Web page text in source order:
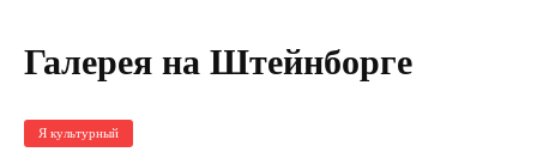
Галерея на Штейнборге
Я культурный